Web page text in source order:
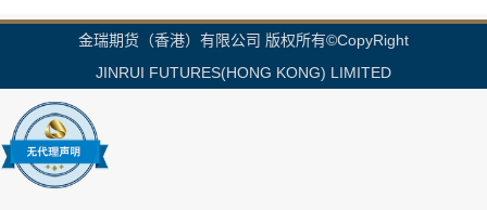
金瑞期货（香港）有限公司 版权所有©CopyRight
JINRUI FUTURES(HONG KONG) LIMITED